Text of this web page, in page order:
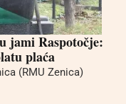
jami Raspotočje:
plaća
(RMU Zenica)